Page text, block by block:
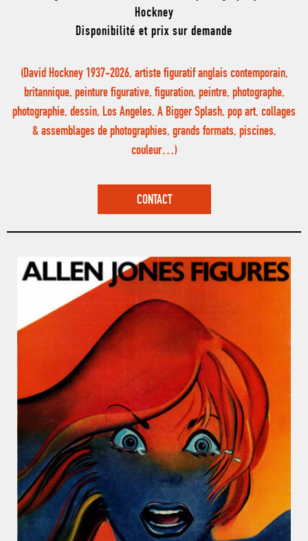
Hockney
Disponibilité et prix sur demande
(David Hockney 1937-2026, artiste figuratif anglais contemporain,
britannique, peinture figurative, figuration, peintre, photographe,
photographie, dessin, Los Angeles, A Bigger Splash, pop art, collages
& assemblages de photographies, grands formats, piscines,
couleur…)
CONTACT